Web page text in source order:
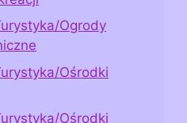
Ogrody
Ośrodki
Ośrodki